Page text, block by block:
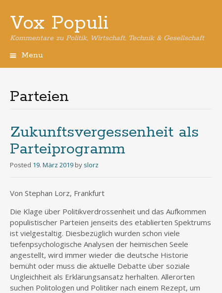
Vox Populi
Kommentare zu Politik, Wirtschaft, Technik & Gesellschaft
Menu
Parteien
Zukunftsvergessenheit als
Parteiprogramm
Posted 19. März 2019 by slorz
Von Stephan Lorz, Frankfurt
Die Klage über Politikverdrossenheit und das Aufkommen
populistischer Parteien jenseits des etablierten Spektrums
ist vielgestaltig. Diesbezüglich wurden schon viele
tiefenpsychologische Analysen der heimischen Seele
angestellt, wird immer wieder die deutsche Historie
bemüht oder muss die aktuelle Debatte über soziale
Ungleichheit als Erklärungsansatz herhalten. Allerorten
suchen Politologen und Politiker nach einem Rezept, um